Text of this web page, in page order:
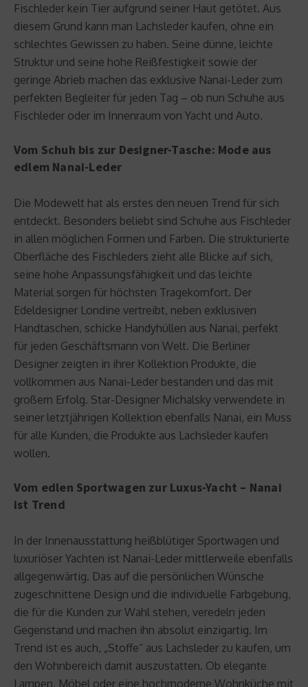
Fischleder kein Tier aufgrund seiner Haut getötet. Aus
diesem Grund kann man Lachsleder kaufen, ohne ein
schlechtes Gewissen zu haben. Seine dünne, leichte
Struktur und seine hohe Reißfestigkeit sowie der
geringe Abrieb machen das exklusive Nanai-Leder zum
perfekten Begleiter für jeden Tag – ob nun Schuhe aus
Fischleder oder im Innenraum von Yacht und Auto.
Vom Schuh bis zur Designer-Tasche: Mode aus
edlem Nanai-Leder
Die Modewelt hat als erstes den neuen Trend für sich
entdeckt. Besonders beliebt sind Schuhe aus Fischleder
in allen möglichen Formen und Farben. Die strukturierte
Oberfläche des Fischleders zieht alle Blicke auf sich,
seine hohe Anpassungsfähigkeit und das leichte
Material sorgen für höchsten Tragekomfort. Der
Edeldesigner Londine vertreibt, neben exklusiven
Handtaschen, schicke Handyhüllen aus Nanai, perfekt
für jeden Geschäftsmann von Welt. Die Berliner
Designer zeigten in ihrer Kollektion Produkte, die
vollkommen aus Nanai-Leder bestanden und das mit
großem Erfolg. Star-Designer Michalsky verwendete in
seiner letztjährigen Kollektion ebenfalls Nanai, ein Muss
für alle Kunden, die Produkte aus Lachsleder kaufen
wollen.
Vom edlen Sportwagen zur Luxus-Yacht – Nanai
ist Trend
In der Innenausstattung heißblütiger Sportwagen und
luxuriöser Yachten ist Nanai-Leder mittlerweile ebenfalls
allgegenwärtig. Das auf die persönlichen Wünsche
zugeschnittene Design und die individuelle Farbgebung,
die für die Kunden zur Wahl stehen, veredeln jeden
Gegenstand und machen ihn absolut einzigartig. Im
Trend ist es auch, „Stoffe“ aus Lachsleder zu kaufen, um
den Wohnbereich damit auszustatten. Ob elegante
Lampen, Möbel oder eine hochmoderne Wohnküche mit